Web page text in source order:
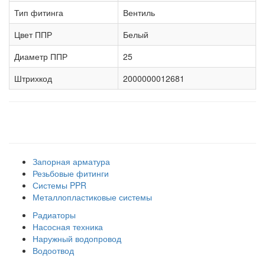
Тип фитинга
Вентиль
Цвет ППР
Белый
Диаметр ППР
25
Штрихкод
2000000012681
Запорная арматура
Резьбовые фитинги
Системы PPR
Металлопластиковые системы
Радиаторы
Насосная техника
Наружный водопровод
Водоотвод